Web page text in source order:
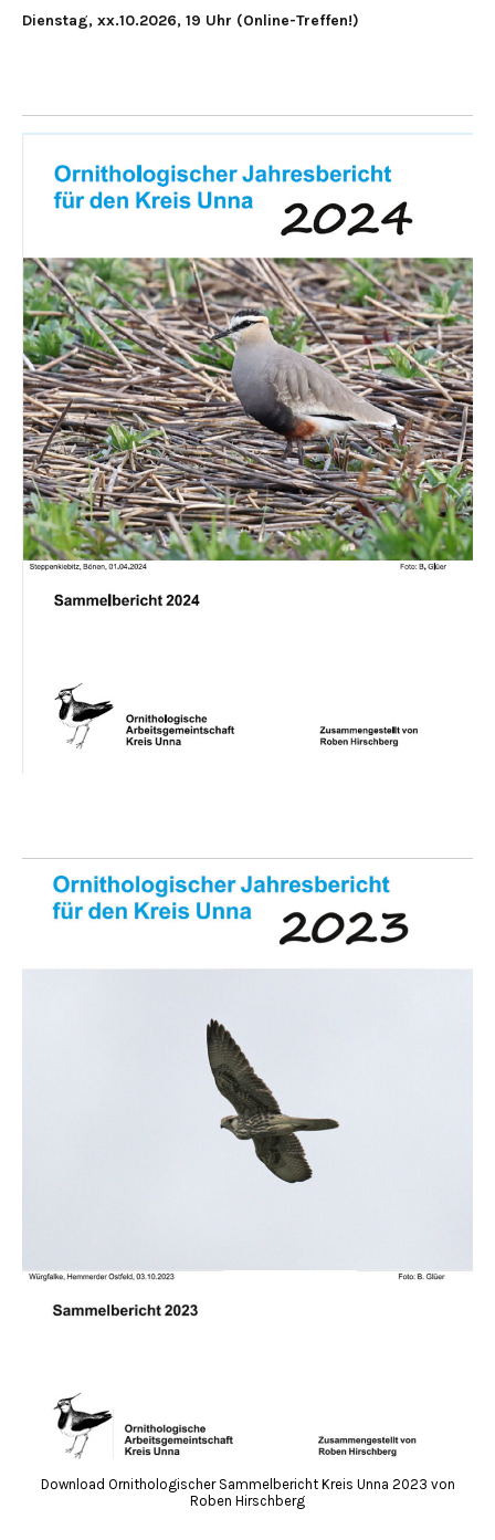
Dienstag, xx.10.2026, 19 Uhr (Online-Treffen!)
Download Ornithologischer Sammelbericht Kreis Unna 2023 von
Roben Hirschberg